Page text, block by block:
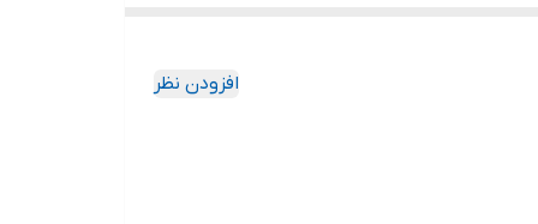
افزودن نظر